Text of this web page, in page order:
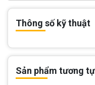
Thông số kỹ thuật
Sản phẩm tương tự